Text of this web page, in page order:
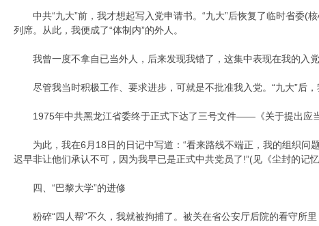
中共“九大”前，我才想起写入党申请书。“九大”后恢复了临时省委(
列席。从此，我便成了“体制内”的外人。
我曾一度不拿自已当外人，后来发现我错了，这集中表现在我的入党
尽管我当时积极工作、要求进步，可就是不批准我入党。“九大”后，
1975年中共黑龙江省委终于正式下达了三号文件——《关于提出应当
为此，我在6月18日的日记中写道：“看来路线不端正，我的组织问
迟早非让他们承认不可，因为我早已是正式中共党员了!”(见《尘封的记
四、“巴黎大学”的进修
粉碎“四人帮”不久，我就被拘捕了。被关在省公安厅后院的看守所里